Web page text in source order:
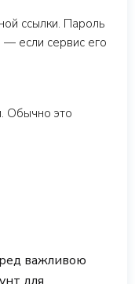
ссылки. Пароль
— если сервис его
Обычно это
важливою